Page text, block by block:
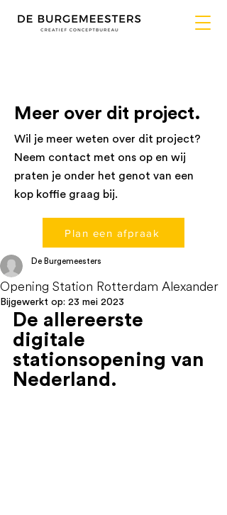
Meer over dit project.
Wil je meer weten over dit project?
Neem contact met ons op en wij
praten je onder het genot van een
kop koffie graag bij.
Plan een afpraak
Opening Station Rotterdam Alexander
De Burgemeesters
Bijgewerkt op: 23 mei 2023
De allereerste
digitale
stationsopening van
Nederland.